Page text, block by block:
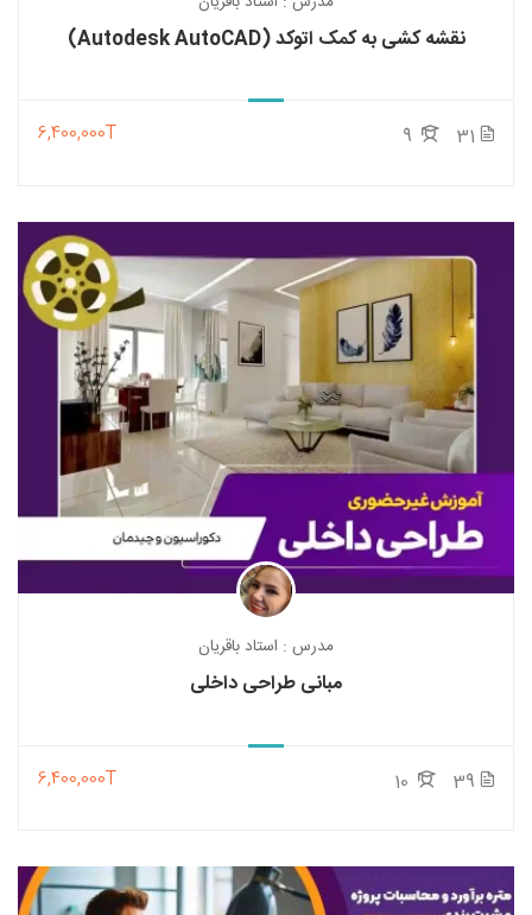
نقشه کشی به کمک اتوکد (Autodesk AutoCAD)
31
6,400,000T
مدرس : استاد باقریان
مبانی طراحی داخلی
39
6,400,000T